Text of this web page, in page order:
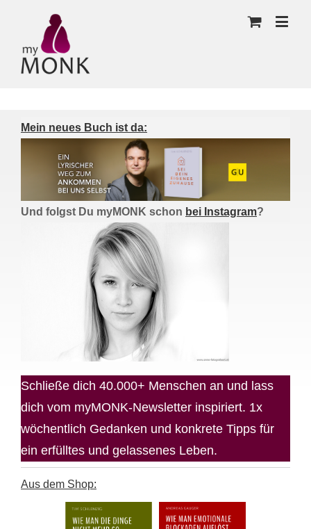
Mein neues Buch ist da:
Und folgst Du myMONK schon bei Instagram?
Schließe dich 40.000+ Menschen an und lass
dich vom myMONK-Newsletter inspiriert. 1x
wöchentlich Gedanken und konkrete Tipps für
ein erfülltes und gelassenes Leben.
Aus dem Shop: